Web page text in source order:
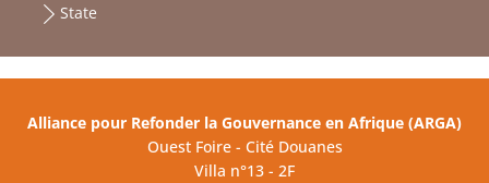
State
Alliance pour Refonder la Gouvernance en Afrique (ARGA)
Ouest Foire - Cité Douanes
Villa n°13 - 2F